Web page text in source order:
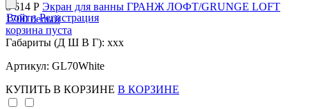
Войти Регистрация
корзина пуста
8 614 Р Экран для ванны ГРАНЖ ЛОФТ/GRUNGE LOFT
1700 белый
Габариты (Д Ш В Г): xxx
Артикул: GL70White
КУПИТЬ В КОРЗИНЕ В КОРЗИНЕ